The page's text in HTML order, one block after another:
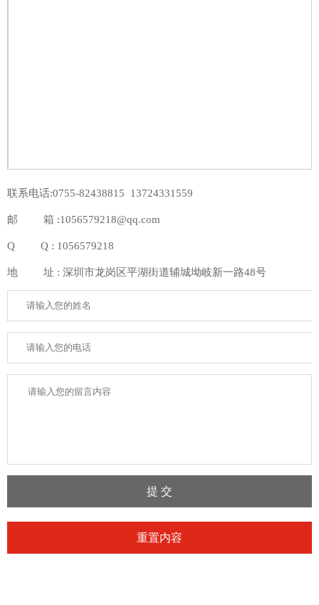
联系电话:0755-82438815 13724331559
邮 箱 :1056579218@qq.com
Q Q : 1056579218
地 址 : 深圳市龙岗区平湖街道辅城坳岐新一路48号